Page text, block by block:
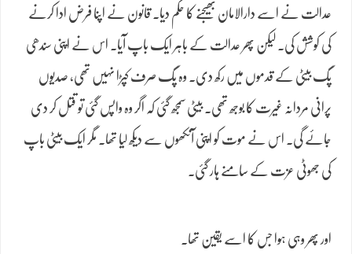
عدالت نے اسے دارالامان بھیجنے کا حکم دیا۔ قانون نے اپنا فرض ادا کرنے
کی کوشش کی۔ لیکن پھر عدالت کے باہر ایک باپ آیا۔ اس نے اپنی سندھی
پگ بیٹی کے قدموں میں رکھ دی۔ وہ پگ صرف کپڑا نہیں تھی، صدیوں
پرانی مردانہ غیرت کا بوجھ تھی۔ بیٹی سمجھ گئی کہ اگر وہ واپس گئی تو قتل کر دی
جائے گی۔ اس نے موت کو اپنی آنکھوں سے دیکھ لیا تھا۔ مگر ایک بیٹی باپ
کی جھوٹی عزت کے سامنے ہار گئی۔
اور پھر وہی ہوا جس کا اسے یقین تھا۔